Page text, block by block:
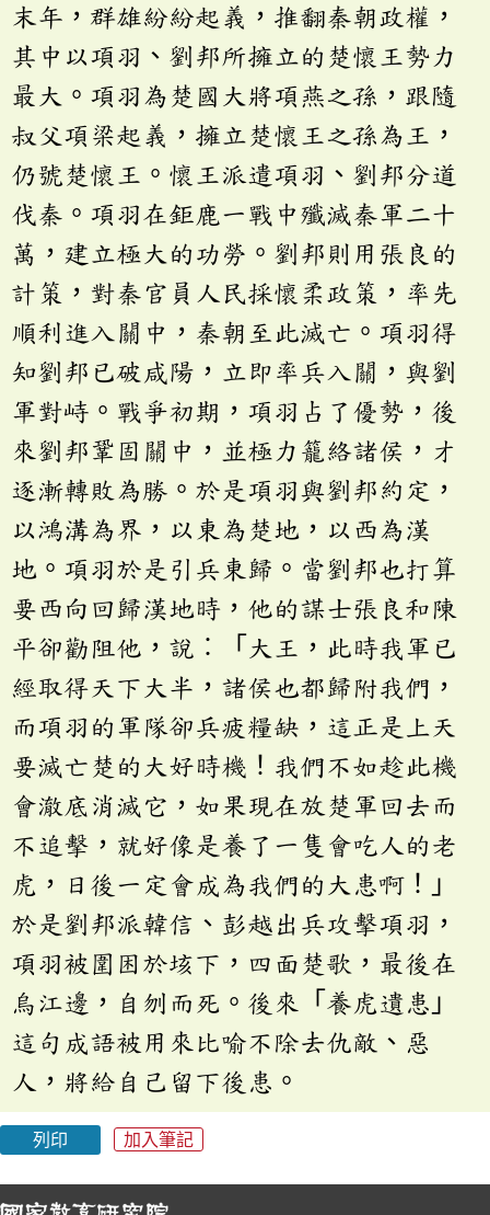
末年，群雄紛紛起義，推翻秦朝政權，
其中以項羽、劉邦所擁立的楚懷王勢力
最大。項羽為楚國大將項燕之孫，跟隨
叔父項梁起義，擁立楚懷王之孫為王，
仍號楚懷王。懷王派遣項羽、劉邦分道
伐秦。項羽在鉅鹿一戰中殲滅秦軍二十
萬，建立極大的功勞。劉邦則用張良的
計策，對秦官員人民採懷柔政策，率先
順利進入關中，秦朝至此滅亡。項羽得
知劉邦已破咸陽，立即率兵入關，與劉
軍對峙。戰爭初期，項羽占了優勢，後
來劉邦鞏固關中，並極力籠絡諸侯，才
逐漸轉敗為勝。於是項羽與劉邦約定，
以鴻溝為界，以東為楚地，以西為漢
地。項羽於是引兵東歸。當劉邦也打算
要西向回歸漢地時，他的謀士張良和陳
平卻勸阻他，說︰「大王，此時我軍已
經取得天下大半，諸侯也都歸附我們，
而項羽的軍隊卻兵疲糧缺，這正是上天
要滅亡楚的大好時機！我們不如趁此機
會澈底消滅它，如果現在放楚軍回去而
不追擊，就好像是養了一隻會吃人的老
虎，日後一定會成為我們的大患啊！」
於是劉邦派韓信、彭越出兵攻擊項羽，
項羽被圍困於垓下，四面楚歌，最後在
烏江邊，自刎而死。後來「養虎遺患」
這句成語被用來比喻不除去仇敵、惡
人，將給自己留下後患。
列印 加入筆記